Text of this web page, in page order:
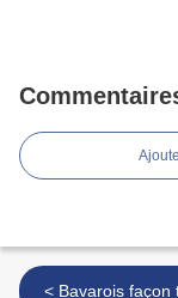
< Bavarois